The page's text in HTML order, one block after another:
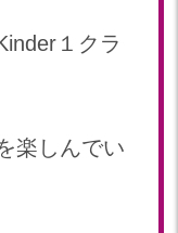
１クラ
楽しんでい